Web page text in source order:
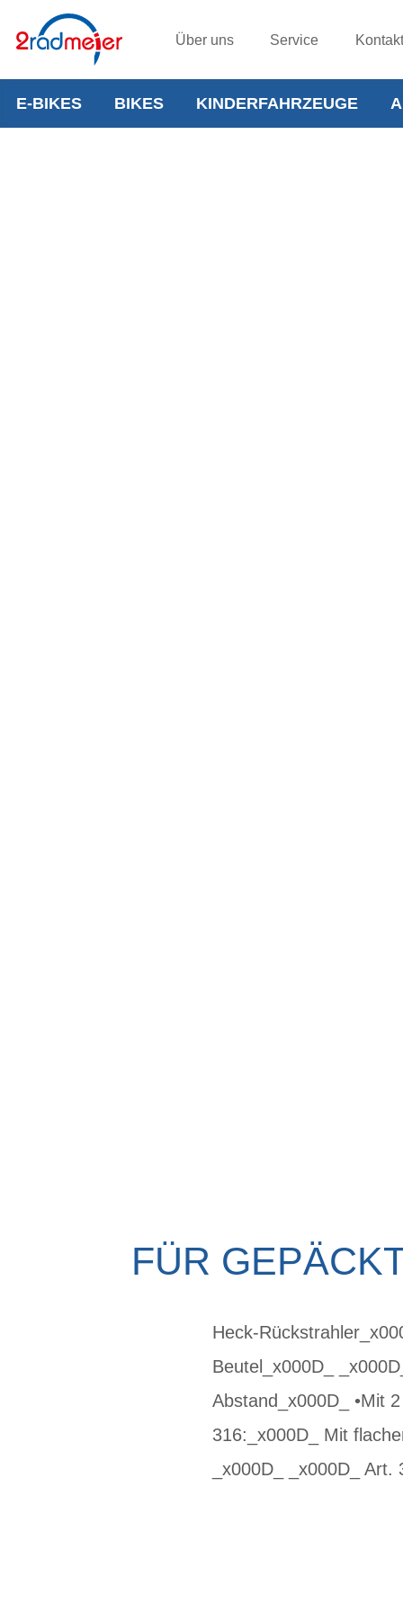
Über uns Service Kontakt
E-BIKES BIKES KINDERFAHRZEUGE
FÜR
Heck-
Beutel_x000D_
Abstand_x000D_ •Mit
316:_x000D_ Mit
_x000D_ _x000D_